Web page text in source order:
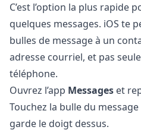
C’est l’option la plus rapide
quelques messages. iOS te
bulles de message à un
adresse courriel, et pas
téléphone.
Ouvrez l’app Messages et
Touchez la bulle du
garde le doigt dessus.